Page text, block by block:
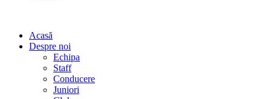
Acasă
Despre noi
Echipa
Staff
Conducere
Juniori